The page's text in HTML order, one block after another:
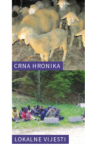
CRNA HRONIKA
LOKALNE VIJESTI